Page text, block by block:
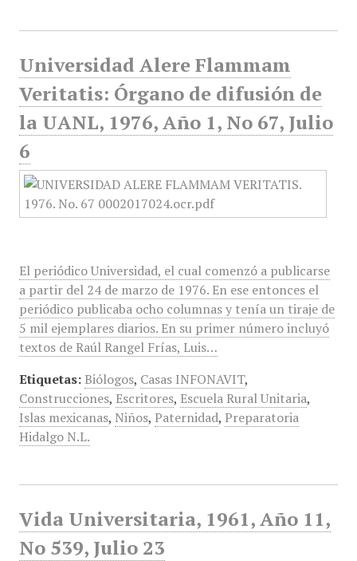
Universidad Alere Flammam
Veritatis: Órgano de difusión de
la UANL, 1976, Año 1, No 67, Julio
6
El periódico Universidad, el cual comenzó a publicarse
a partir del 24 de marzo de 1976. En ese entonces el
periódico publicaba ocho columnas y tenía un tiraje de
5 mil ejemplares diarios. En su primer número incluyó
textos de Raúl Rangel Frías, Luis…
Etiquetas: Biólogos, Casas INFONAVIT,
Construcciones, Escritores, Escuela Rural Unitaria,
Islas mexicanas, Niños, Paternidad, Preparatoria
Hidalgo N.L.
Vida Universitaria, 1961, Año 11,
No 539, Julio 23